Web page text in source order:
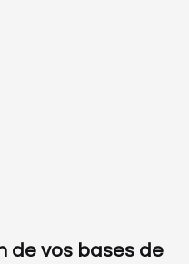
de vos bases de